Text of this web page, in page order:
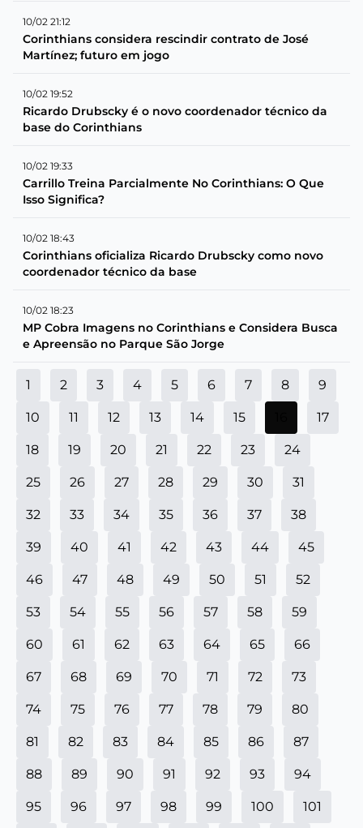
10/02 21:12
Corinthians considera rescindir contrato de José
Martínez; futuro em jogo
10/02 19:52
Ricardo Drubscky é o novo coordenador técnico da
base do Corinthians
10/02 19:33
Carrillo Treina Parcialmente No Corinthians: O Que
Isso Significa?
10/02 18:43
Corinthians oficializa Ricardo Drubscky como novo
coordenador técnico da base
10/02 18:23
MP Cobra Imagens no Corinthians e Considera Busca
e Apreensão no Parque São Jorge
1 2 3 4 5 6 7 8 9
10 11 12 13 14 15 17
18 19 20 21 22 23 24
25 26 27 28 29 30 31
32 33 34 35 36 37 38
39 40 41 42 43 44 45
46 47 48 49 50 51 52
53 54 55 56 57 58 59
60 61 62 63 64 65 66
67 68 69 70 71 72 73
74 75 76 77 78 79 80
81 82 83 84 85 86 87
88 89 90 91 92 93 94
95 96 97 98 99 100 101